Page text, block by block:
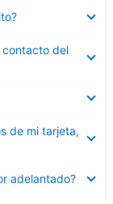
contacto del
de mi tarjeta,
adelantado?